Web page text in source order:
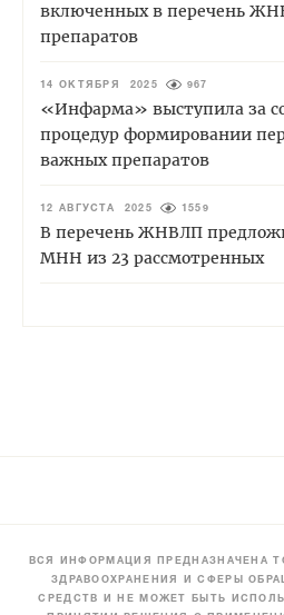
включенных в перечень
препаратов
14 ОКТЯБРЯ 2025 967
«Инфарма» выступила за
процедур формировании
важных препаратов
12 АВГУСТА 2025 1559
В перечень ЖНВЛП
МНН из 23 рассмотренных
ВСЯ ИНФОРМАЦИЯ ПРЕДНАЗНАЧЕНА
ЗДРАВООХРАНЕНИЯ И СФЕРЫ
СРЕДСТВ И НЕ МОЖЕТ БЫТЬ